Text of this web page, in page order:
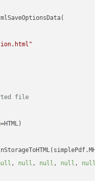
file
=HTML)
, null , null , null , null